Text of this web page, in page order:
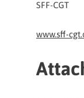
SFF-CGT
www.sff-